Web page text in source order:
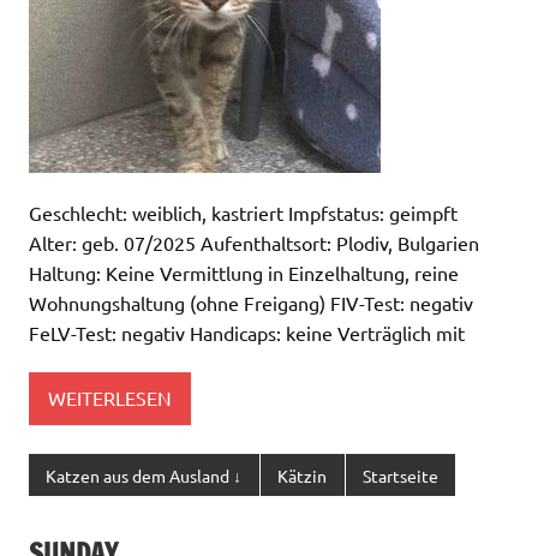
Geschlecht: weiblich, kastriert Impfstatus: geimpft
Alter: geb. 07/2025 Aufenthaltsort: Plodiv, Bulgarien
Haltung: Keine Vermittlung in Einzelhaltung, reine
Wohnungshaltung (ohne Freigang) FIV-Test: negativ
FeLV-Test: negativ Handicaps: keine Verträglich mit
WEITERLESEN
Katzen aus dem Ausland ↓ Kätzin Startseite